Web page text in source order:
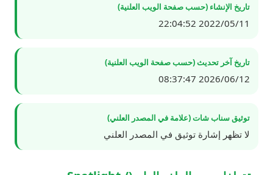
تاريخ الإنشاء (حسب صفحة الويب العلنية)
2022/05/11 22:04:52
تاريخ آخر تحديث (حسب صفحة الويب العلنية)
2026/06/12 08:37:47
توثيق سناب شات (علامة في المصدر العلني)
لا تظهر إشارة توثيق في المصدر العلني